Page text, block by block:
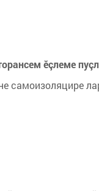
ӗçлеме
самоизоляцире